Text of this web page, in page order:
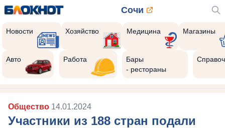
Сочи
Новости Хозяйство Медицина Магазины
Авто Работа
Бары
- рестораны
Общество 14.01.2024
Участники из 188 стран подали